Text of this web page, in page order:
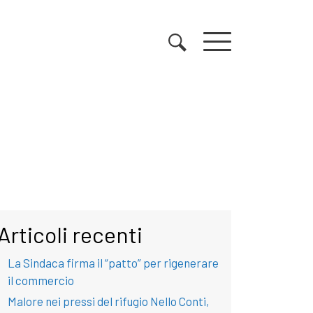
recenti
La Sindaca firma il “patto” per rigenerare
il commercio
Malore nei pressi del rifugio Nello Conti,